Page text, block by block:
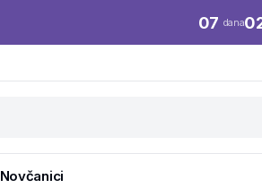
07 dana
Novčanici